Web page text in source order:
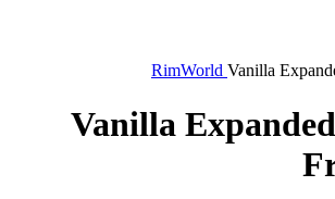
RimWorld Vanilla
دانلود ماد Vanilla Expanded